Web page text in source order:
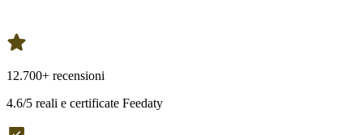
12.700+ recensioni
4.6/5 reali e certificate Feedaty